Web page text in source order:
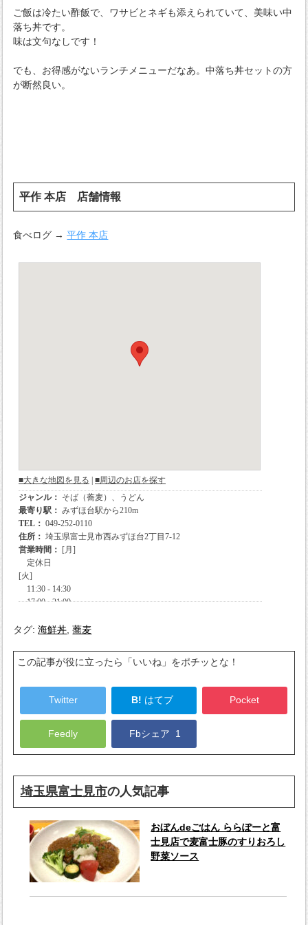
ご飯は冷たい酢飯で、ワサビとネギも添えられていて、美味い中
落ち丼です。
味は文句なしです！
でも、お得感がないランチメニューだなあ。中落ち丼セットの方
が断然良い。
平作 本店 店舗情報
食べログ →平作 本店
タグ:海鮮丼 ,蕎麦
この記事が役に立ったら「いいね」をポチッとな！
Twitter B! はてブ Pocket
Feedly Fbシェア 1
埼玉県富士見市の人気記事
おぼんdeごはん ららぽーと富
士見店で麦富士豚のすりおろし
野菜ソース